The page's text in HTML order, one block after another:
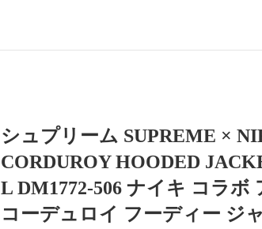
シュプリーム SUPREME ×
CORDUROY HOODED
L DM1772-506 ナイキ コラボ
コーデュロイ フーディー ジ